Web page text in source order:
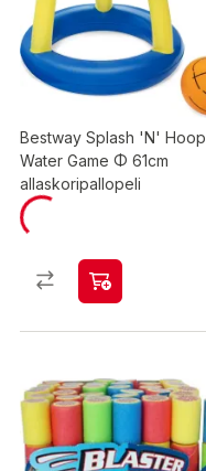
Bestway Splash 'N' Hoop
Water Game Φ 61cm
allaskoripallopeli